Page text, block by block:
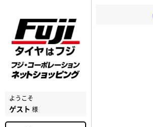
ようこそ
ゲスト 様